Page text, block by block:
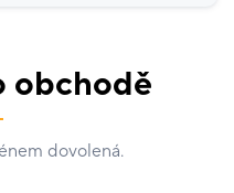
obchodě
dovolená.